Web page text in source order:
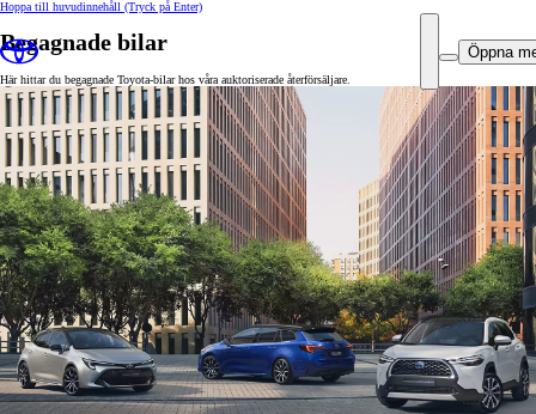
Hoppa till huvudinnehåll (Tryck på Enter)
Öppna
Begagnade bilar
Här hittar du begagnade Toyota-bilar hos våra auktoriserade återförsäljare.